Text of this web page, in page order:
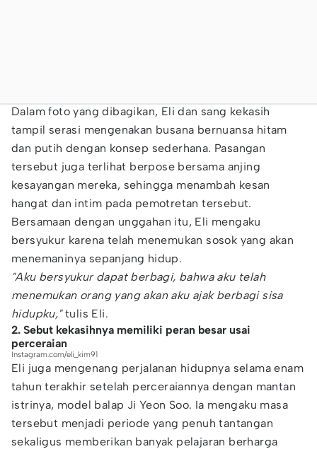
Dalam foto yang dibagikan, Eli dan sang kekasih
tampil serasi mengenakan busana bernuansa hitam
dan putih dengan konsep sederhana. Pasangan
tersebut juga terlihat berpose bersama anjing
kesayangan mereka, sehingga menambah kesan
hangat dan intim pada pemotretan tersebut.
Bersamaan dengan unggahan itu, Eli mengaku
bersyukur karena telah menemukan sosok yang akan
menemaninya sepanjang hidup.
"Aku bersyukur dapat berbagi, bahwa aku telah
menemukan orang yang akan aku ajak berbagi sisa
hidupku,"tulis Eli.
2. Sebut kekasihnya memiliki peran besar usai
perceraian
Instagram.com/eli_kim91
Eli juga mengenang perjalanan hidupnya selama enam
tahun terakhir setelah perceraiannya dengan mantan
istrinya, model balap Ji Yeon Soo. Ia mengaku masa
tersebut menjadi periode yang penuh tantangan
sekaligus memberikan banyak pelajaran berharga